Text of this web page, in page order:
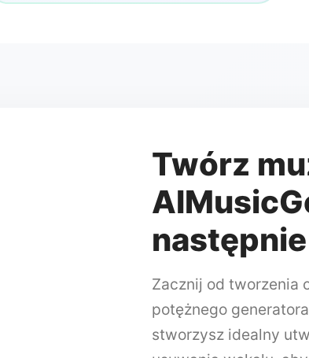
Twórz
Zacznij od tworzenia
potężnego
stworzysz idealny